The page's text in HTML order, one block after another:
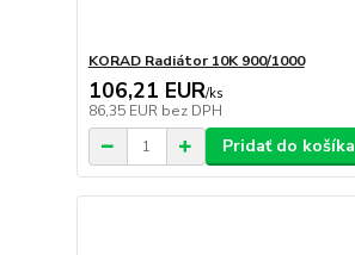
KORAD Radiátor 10K 900/1000
106,21 EUR/ks
86,35 EUR bez DPH
Pridať do košíka